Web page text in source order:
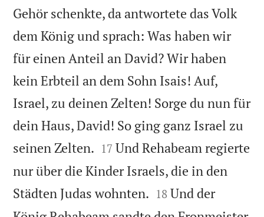
Gehör schenkte, da antwortete das Volk
dem König und sprach: Was haben wir
für einen Anteil an David? Wir haben
kein Erbteil an dem Sohn Isais! Auf,
Israel, zu deinen Zelten! Sorge du nun für
dein Haus, David! So ging ganz Israel zu
seinen Zelten. 

17 Und Rehabeam regierte
nur über die Kinder Israels, die in den
Städten Judas wohnten. 

18 Und der